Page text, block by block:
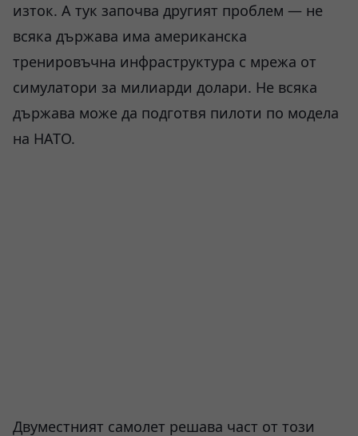
изток. А тук започва другият проблем — не
всяка държава има американска
тренировъчна инфраструктура с мрежа от
симулатори за милиарди долари. Не всяка
държава може да подготвя пилоти по модела
на НАТО.
Двуместният самолет решава част от този